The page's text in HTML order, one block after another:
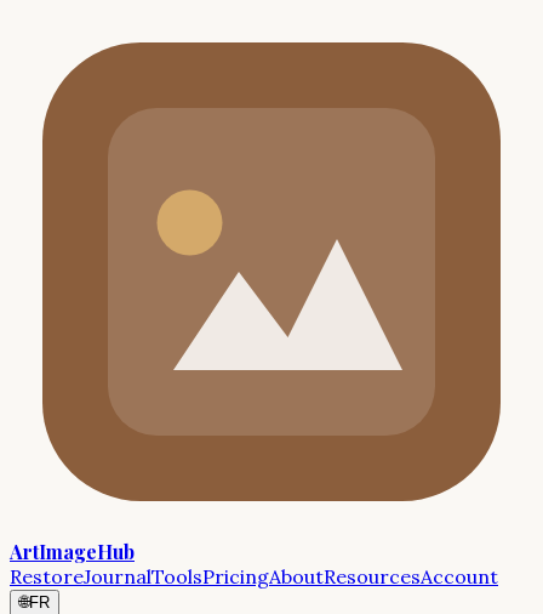
ArtImageHub
RestoreJournalToolsPricingAboutResourcesAccount
🌐FR